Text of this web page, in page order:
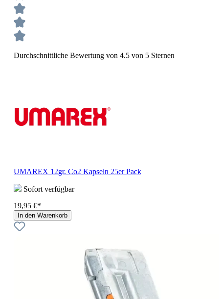
Durchschnittliche Bewertung von 4.5 von 5 Sternen
UMAREX 12gr. Co2 Kapseln 25er Pack
Sofort verfügbar
19,95 €*
In den Warenkorb